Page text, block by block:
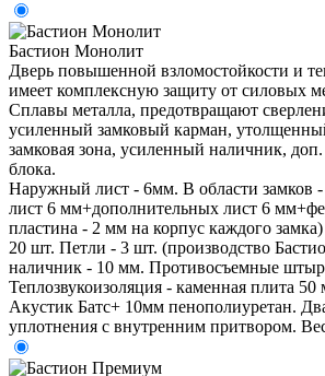
Бастион Монолит
Дверь повышенной взломостойкости и
имеет комплексную защиту от силовых
Сплавы металла, предотвращают
усиленный замковый карман,
замковая зона, усиленный наличник,
блока.
Наружный лист - 6мм. В области замков
лист 6 мм+дополнительных лист 6
пластина - 2 мм на корпус каждого
20 шт. Петли - 3 шт. (производство
наличник - 10 мм. Противосъемные
Теплозвукоизоляция - каменная плита
Акустик Батс+ 10мм пенополиуретан.
уплотнения с внутренним притвором.